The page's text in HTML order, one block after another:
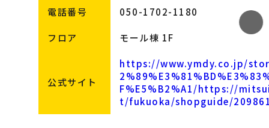
電話番号 050-1702-1180
フロア モール棟 1F
公式サイト
https://www.ymdy.co.jp/
F%E5%B2%A1/https://
t/fukuoka/shopguide/